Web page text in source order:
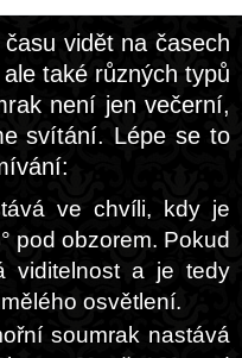
vidět na časech
také různých typů
není jen večerní,
svítání. Lépe se to
ve chvíli, kdy je
pod obzorem. Pokud
viditelnost a je tedy
osvětlení.
soumrak nastává